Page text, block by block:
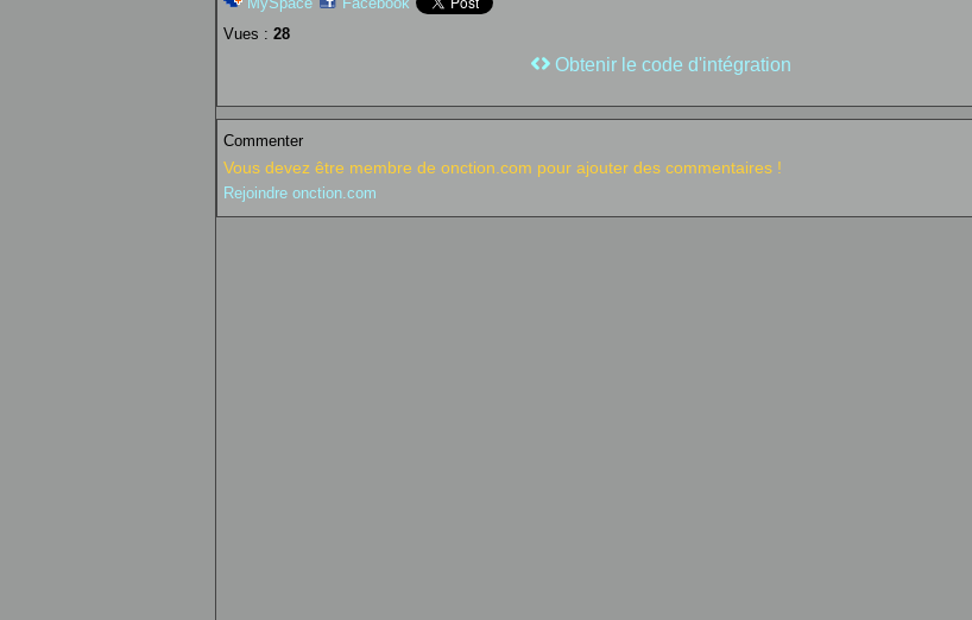
Vues : 28
Obtenir le code d'intégration
Commenter
Vous devez être membre de onction.com pour ajouter des commentaires !
Rejoindre onction.com